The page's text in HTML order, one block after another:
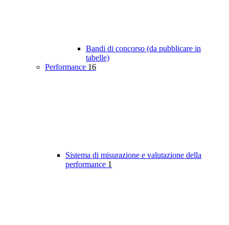
Bandi di concorso (da pubblicare in
tabelle)
Performance 16
Sistema di misurazione e valutazione della
performance 1